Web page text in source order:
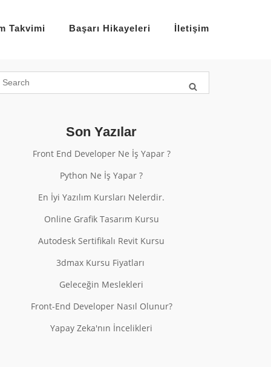
Takvimi Başarı Hikayeleri İletişim
Son Yazılar
Front End Developer Ne İş Yapar ?
Python Ne İş Yapar ?
En İyi Yazılım Kursları Nelerdir.
Online Grafik Tasarım Kursu
Autodesk Sertifikalı Revit Kursu
3dmax Kursu Fiyatları
Geleceğin Meslekleri
Front-End Developer Nasıl Olunur?
Yapay Zeka'nın İncelikleri